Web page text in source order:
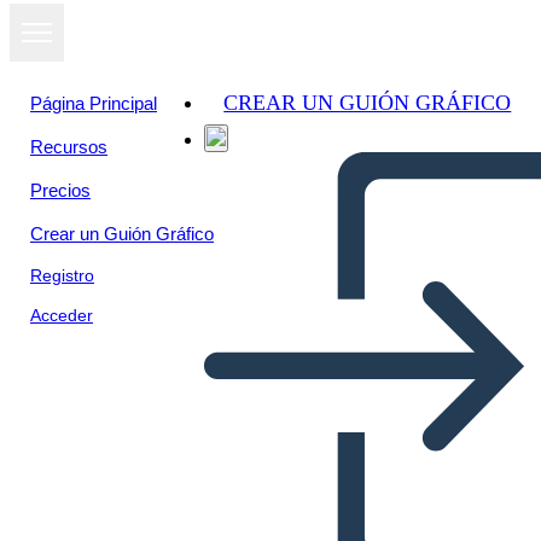
Página Principal
Recursos
Precios
Crear un Guión Gráfico
Registro
Acceder
CREAR UN GUIÓN GRÁFICO